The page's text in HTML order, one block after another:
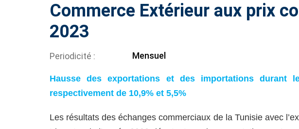
Commerce Extérieur aux prix
2023
Periodicité Mensuel
Hausse des exportations et des importations durant
respectivement de 10,9% et 5,5%
Les résultats des échanges commerciaux de la Tunisie avec